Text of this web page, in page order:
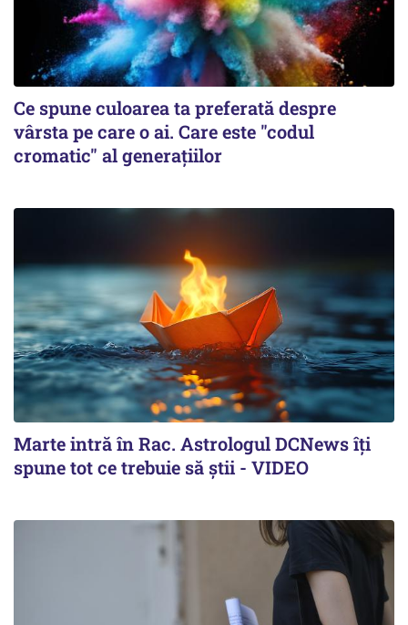
Ce spune culoarea ta preferată despre
vârsta pe care o ai. Care este "codul
cromatic" al generațiilor
Marte intră în Rac. Astrologul DCNews îți
spune tot ce trebuie să știi - VIDEO